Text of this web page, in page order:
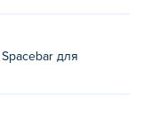
Spacebar для